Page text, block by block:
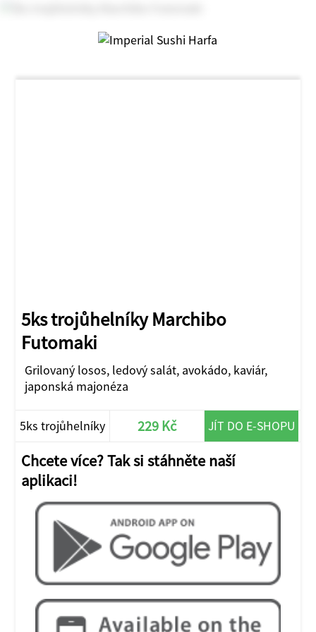
5ks trojůhelníky Marchibo
Futomaki
Grilovaný losos, ledový salát, avokádo, kaviár,
japonská majonéza
5ks trojůhelníky 229 Kč JÍT DO E-SHOPU
Chcete více? Tak si stáhněte naší
aplikaci!